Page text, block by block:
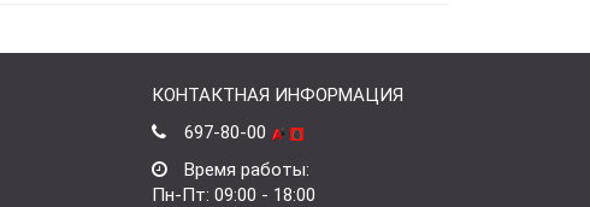
КОНТАКТНАЯ ИНФОРМАЦИЯ
697-80-00
Время работы:
Пн-Пт: 09:00 - 18:00